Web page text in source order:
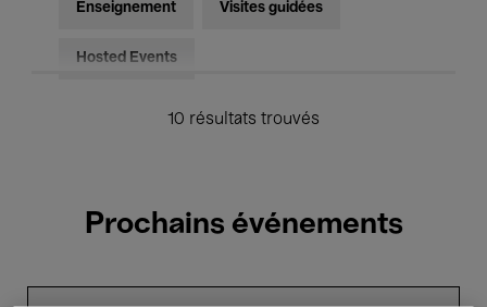
Enseignement Visites guidées
Hosted Events
10 résultats trouvés
Prochains événements